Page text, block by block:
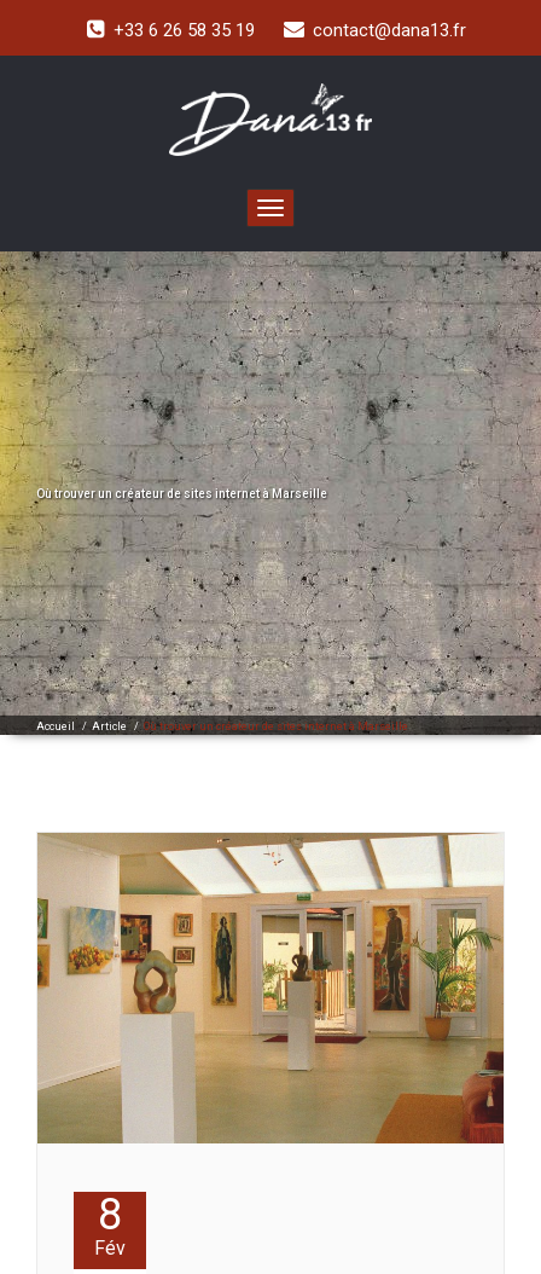
+33 6 26 58 35 19 contact@dana13.fr
Toggle navigation
Où trouver un créateur de sites internet à Marseille
Accueil / Article / Où trouver un créateur de sites internet à Marseille
8
Fév